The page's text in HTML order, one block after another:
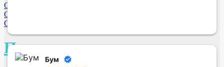
Омск
Орехово-Зуево МО
Обнинск
П
Бум